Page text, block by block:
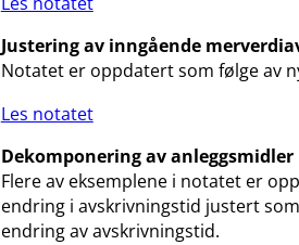
Justering av inngående
Notatet er oppdatert som følge av
Les notatet
Dekomponering av anleggsmidler
Flere av eksemplene i notatet er
endring i avskrivningstid justert
endring av avskrivningstid.